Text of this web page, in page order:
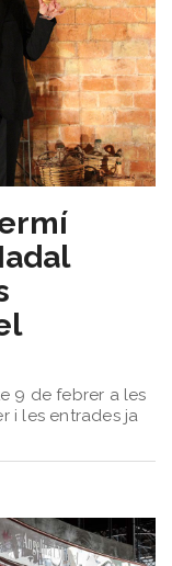
9 de febrer a les
i les entrades ja